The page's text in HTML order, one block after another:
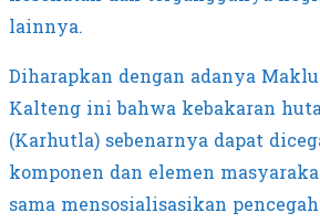
lainnya.
Diharapkan dengan adanya
Kalteng ini bahwa kebakaran
(Karhutla) sebenarnya dapat
komponen dan elemen
sama mensosialisasikan